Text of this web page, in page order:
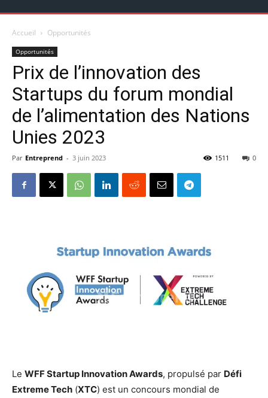
Accueil Opportunités
Opportunités
Prix de l’innovation des
Startups du forum mondial
de l’alimentation des Nations
Unies 2023
Par Entreprend - 3 juin 2023 0
1511
Le WFF Startup Innovation Awards, propulsé par Défi
Extreme Tech (XTC) est un concours mondial de